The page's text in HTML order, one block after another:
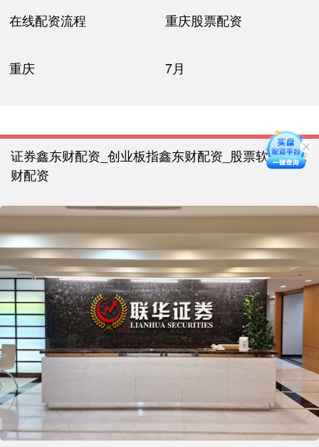
在线配资流程 重庆股票配资
重庆 7月
证券鑫东财配资_创业板指鑫东财配资_股票软件鑫东
财配资